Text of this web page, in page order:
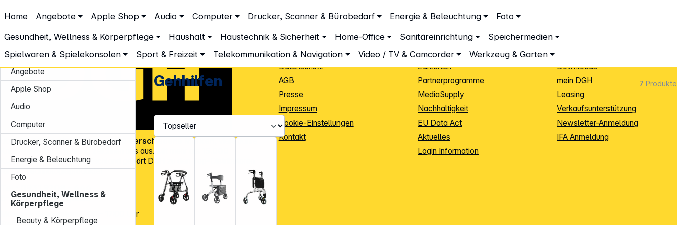
Home Angebote Apple Shop Audio Computer Drucker, Scanner & Bürobedarf Energie & Beleuchtung Foto
Gesundheit, Wellness & Körperpflege Haushalt Haustechnik & Sicherheit Home-Office Sanitäreinrichtung
Speichermedien
Spielwaren & Spielekonsolen
Sport & Freizeit Telekommunikation & Navigation Video / TV & Camcorder Werkzeug & Garten
Gesundheit, Wellness & Körperpflege Sanitätsprodukte Gehhilfen
Gehhilfen
Angebote
Apple Shop
Audio
Computer
Drucker, Scanner & Bürobedarf
Energie & Beleuchtung
Foto
Gesundheit, Wellness &
Körperpflege
Beauty & Körperpflege
Gehhilfen 7 Produkte
Über45.000 Artikelund über600 verschiedene Marken
, viele Jahre
Know-how und Erfahrung zeichnen uns aus. Mit mehr als
Kundenadressenin Deutschland gehört DGH zu den Top-Distributoren
für CE-Technologieprodukte!
Tel.: 0931 9708 - 444
E-Mail:info@dgh.de
Montag – Donnerstag: 8:00 – 17:00 Uhr
Unsere Leistungen
Beratung
Datenschutz
AGB
Presse
Impressum
Cookie-Einstellungen
Kontakt
Dropshipping
Info Guide
Zahlarten
Partnerprogramme
MediaSupply
Nachhaltigkeit
EU Data Act
Aktuelles
Login Information
Sendungsverfolgung
Downloads
mein DGH
Leasing
Verkaufsunterstützung
Newsletter-Anmeldung
IFA Anmeldung